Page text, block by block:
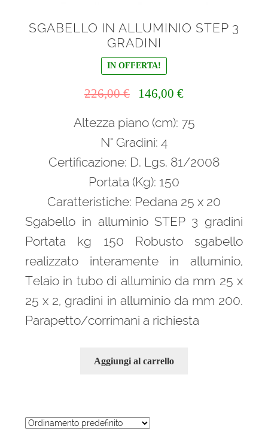
SGABELLO IN ALLUMINIO STEP 3
GRADINI
IN OFFERTA!
226,00€
originale
226,00 €.
146,00 €Il
attuale
Altezza piano (cm): 75
N° Gradini: 4
Certificazione: D. Lgs. 81/2008
Portata (Kg): 150
Caratteristiche: Pedana 25 x 20
Sgabello in alluminio STEP 3 gradini
Portata kg 150 Robusto sgabello
realizzato interamente in alluminio,
Telaio in tubo di alluminio da mm 25 x
25 x 2, gradini in alluminio da mm 200.
Parapetto/corrimani a richiesta
Aggiungi al carrello